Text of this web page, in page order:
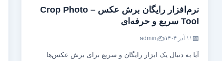
نرم‌افزار رایگان برش عکس – Crop Photo
Tool سریع و حرفه‌ای
📅 ۱۱ آذر ۱۴۰۴ ✍️
admin
آیا به دنبال یک ابزار رایگان و سریع برای برش عکس‌ها